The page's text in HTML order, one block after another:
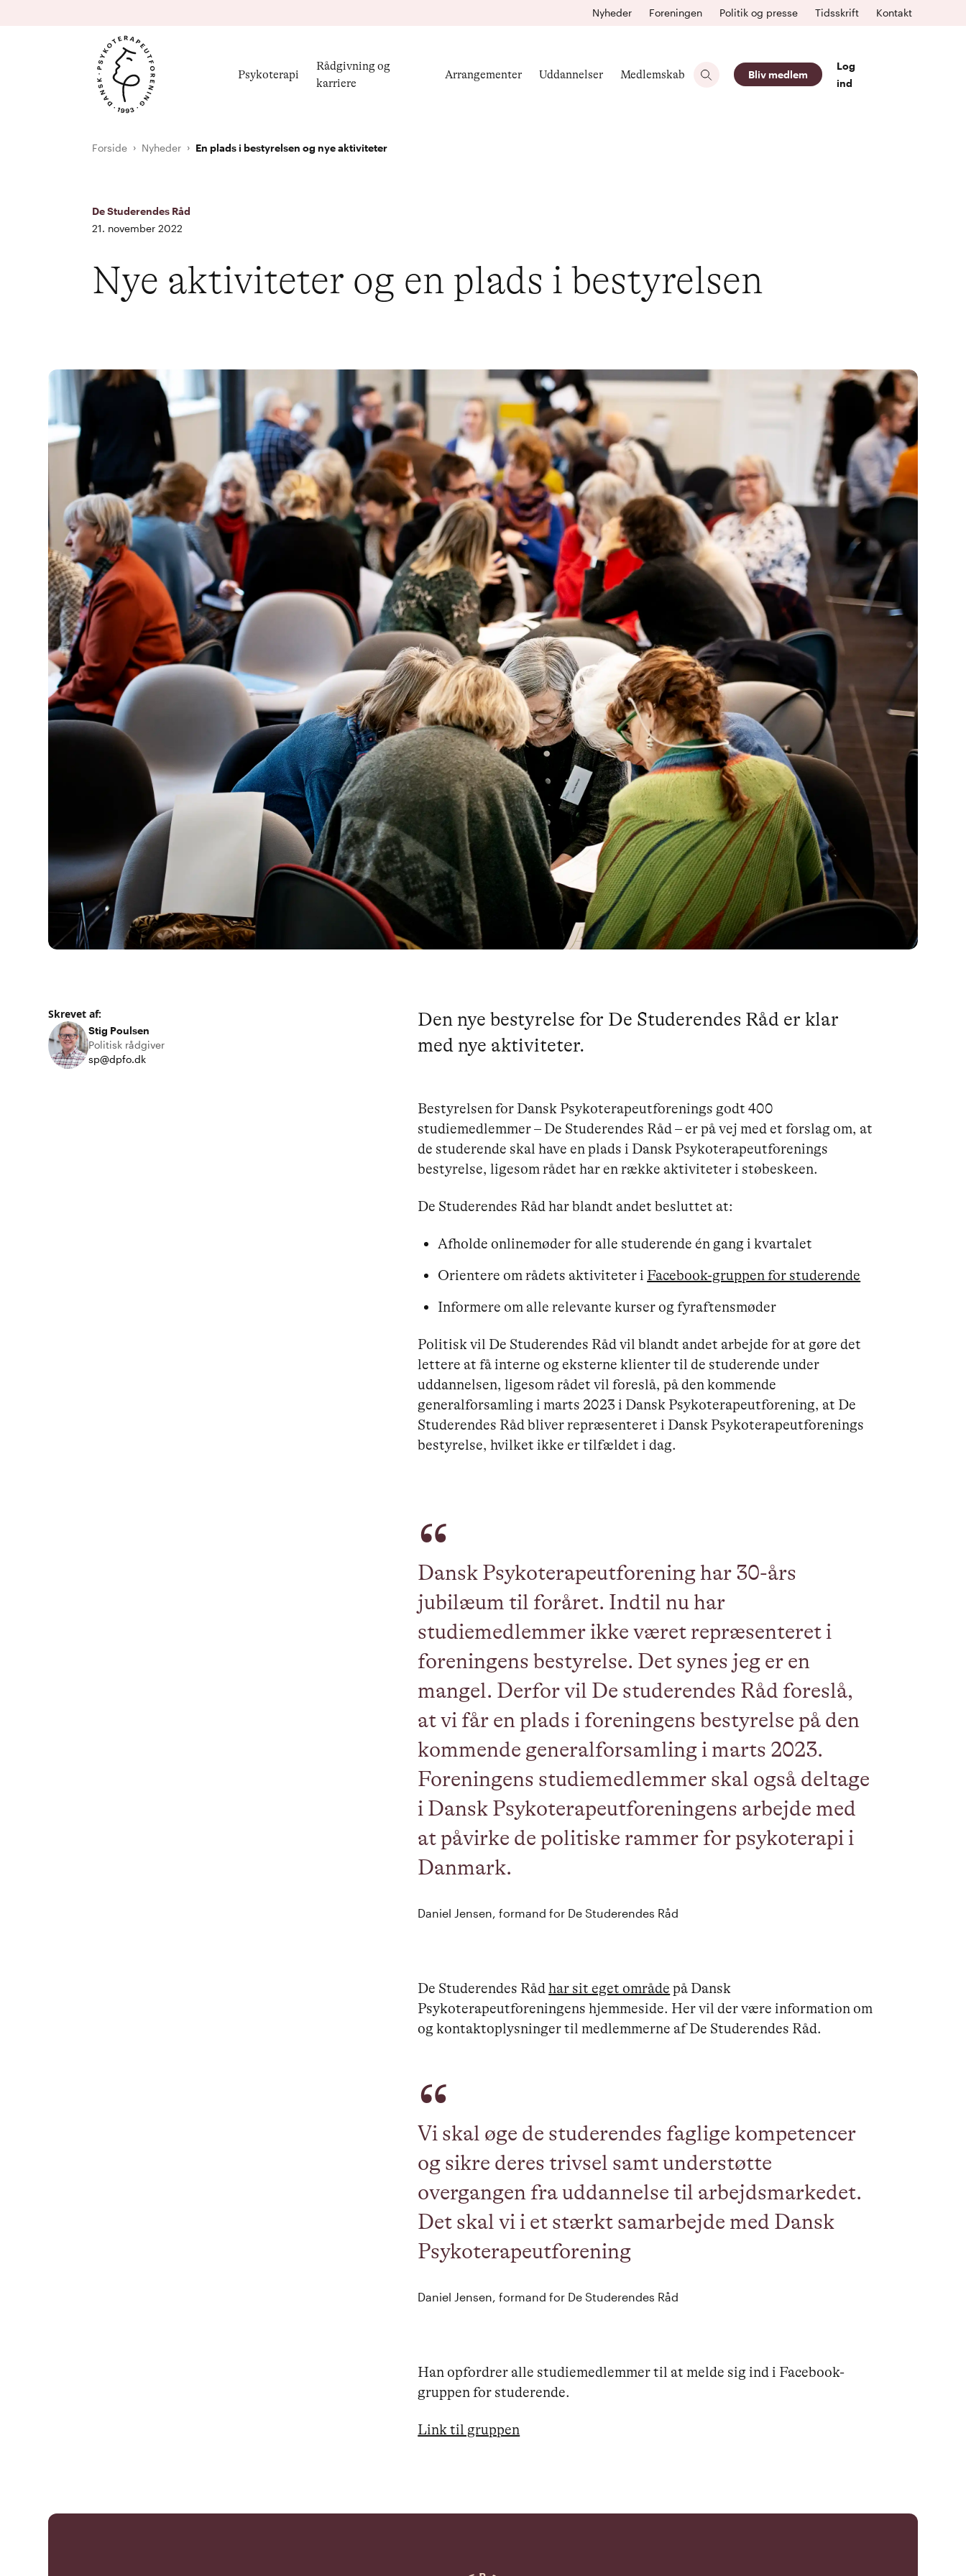
Nyheder Foreningen Politik og presse Tidsskrift Kontakt
Psykoterapi
Rådgivning og
karriere
Arrangementer Uddannelser Medlemskab Bliv medlem
Log
ind
Forside Nyheder En plads i bestyrelsen og nye aktiviteter
De Studerendes Råd
21. november 2022
Nye aktiviteter og en plads i bestyrelsen
Skrevet af:
Stig Poulsen
Politisk rådgiver
sp@dpfo.dk
Den nye bestyrelse for De Studerendes Råd er klar
med nye aktiviteter.
Bestyrelsen for Dansk Psykoterapeutforenings godt 400
studiemedlemmer – De Studerendes Råd – er på vej med et forslag om, at
de studerende skal have en plads i Dansk Psykoterapeutforenings
bestyrelse, ligesom rådet har en række aktiviteter i støbeskeen.
De Studerendes Råd har blandt andet besluttet at:
Afholde onlinemøder for alle studerende én gang i kvartalet
Orientere om rådets aktiviteter i Facebook-gruppen for studerende
Informere om alle relevante kurser og fyraftensmøder
Politisk vil De Studerendes Råd vil blandt andet arbejde for at gøre det
lettere at få interne og eksterne klienter til de studerende under
uddannelsen, ligesom rådet vil foreslå, på den kommende
generalforsamling i marts 2023 i Dansk Psykoterapeutforening, at De
Studerendes Råd bliver repræsenteret i Dansk Psykoterapeutforenings
bestyrelse, hvilket ikke er tilfældet i dag.
Dansk Psykoterapeutforening har 30-års
jubilæum til foråret. Indtil nu har
studiemedlemmer ikke været repræsenteret i
foreningens bestyrelse. Det synes jeg er en
mangel. Derfor vil De studerendes Råd foreslå,
at vi får en plads i foreningens bestyrelse på den
kommende generalforsamling i marts 2023.
Foreningens studiemedlemmer skal også deltage
i Dansk Psykoterapeutforeningens arbejde med
at påvirke de politiske rammer for psykoterapi i
Danmark.
Daniel Jensen, formand for De Studerendes Råd
De Studerendes Rådhar sit eget område på Dansk
Psykoterapeutforeningens hjemmeside. Her vil der være information om
og kontaktoplysninger til medlemmerne af De Studerendes Råd.
Vi skal øge de studerendes faglige kompetencer
og sikre deres trivsel samt understøtte
overgangen fra uddannelse til arbejdsmarkedet.
Det skal vi i et stærkt samarbejde med Dansk
Psykoterapeutforening
Daniel Jensen, formand for De Studerendes Råd
Han opfordrer alle studiemedlemmer til at melde sig ind i Facebook-
gruppen for studerende.
Link til gruppen